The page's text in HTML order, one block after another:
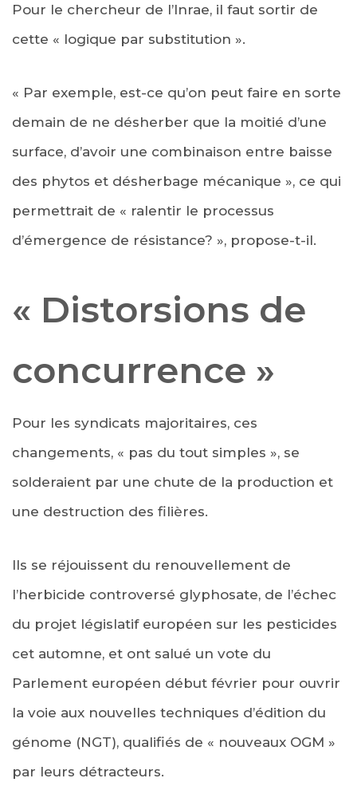
Pour le chercheur de l’Inrae, il faut sortir de
cette « logique par substitution ».
« Par exemple, est-ce qu’on peut faire en sorte
demain de ne désherber que la moitié d’une
surface, d’avoir une combinaison entre baisse
des phytos et désherbage mécanique », ce qui
permettrait de « ralentir le processus
d’émergence de résistance? », propose-t-il.
« Distorsions de
concurrence »
Pour les syndicats majoritaires, ces
changements, « pas du tout simples », se
solderaient par une chute de la production et
une destruction des filières.
Ils se réjouissent du renouvellement de
l’herbicide controversé glyphosate, de l’échec
du projet législatif européen sur les pesticides
cet automne, et ont salué un vote du
Parlement européen début février pour ouvrir
la voie aux nouvelles techniques d’édition du
génome (NGT), qualifiés de « nouveaux OGM »
par leurs détracteurs.